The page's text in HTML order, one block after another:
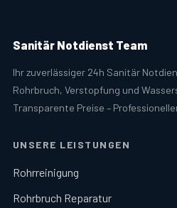
Sanitär Notdienst Team
Ihr zuverlässiger 24h Sanitär
Rohrbruch, Verstopfung und
Transparente Preise –
UNSERE LEISTUNGEN
Rohrreinigung
Rohrbruch Reparatur